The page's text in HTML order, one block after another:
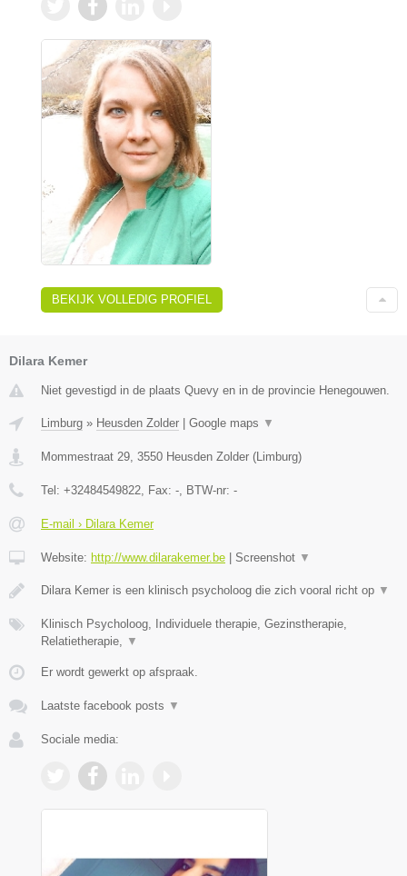
BEKIJK VOLLEDIG PROFIEL
Dilara Kemer
Niet gevestigd in de plaats Quevy en in de provincie Henegouwen.
Limburg » Heusden Zolder Google maps ▼
Mommestraat 29, 3550 Heusden Zolder (Limburg)
Tel: +32484549822, Fax: -, BTW-nr: -
E-mail › Dilara Kemer
Website: http://www.dilarakemer.be Screenshot ▼
Dilara Kemer is een klinisch psycholoog die zich vooral richt op ▼
Klinisch Psycholoog, Individuele therapie, Gezinstherapie,
Relatietherapie, ▼
Er wordt gewerkt op afspraak.
Laatste facebook posts ▼
Sociale media: